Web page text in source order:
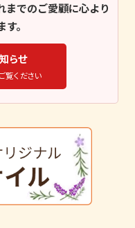
までのご愛顧に心より
。
らせ
覧ください